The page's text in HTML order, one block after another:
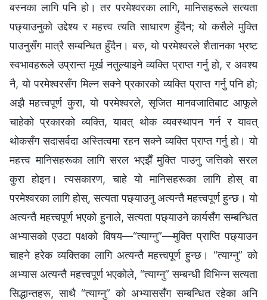
बस्‍नका लागि पनि हो। तर परमेश्‍वरका लागि, मानिसहरूले सत्यता
पछ्याउनुको उद्देश्य र महत्त्व त्यति साधारण हुँदैन; यो कसैले मुक्ति
पाउनुसँग मात्रै सम्बन्धित हुँदैन। बरु, यो परमेश्‍वरले शैतानका भ्रष्ट
स्वभावहरूले उप्रान्त मूर्ख नतुल्याइने व्यक्ति प्राप्त गर्नु हो, र अवश्य
नै, यो परमेश्‍वरसँग मिल्न सक्ने प्रकारको व्यक्ति प्राप्त गर्नु पनि हो;
अझै महत्त्वपूर्ण कुरा, यो परमेश्‍वरले, सृजित मानवजातिबाट आफूले
चाहेको प्रकारको व्यक्ति, यावत् थोक व्यवस्थापन गर्न र यावत्
थोकसँग सदासर्वदा अस्तित्वमा रहन सक्‍ने व्यक्ति प्राप्त गर्नु हो। यो
महत्त्व मानिसहरूका लागि सरल भएझैँ मुक्ति पाउनु जत्तिको सरल
कुरा होइन। त्यसकारण, चाहे यो मानिसहरूका लागि होस् वा
परमेश्‍वरका लागि होस्, सत्यता पछ्याउनु अत्यन्तै महत्त्वपूर्ण हुन्छ। यो
अत्यन्तै महत्त्वपूर्ण भएको हुनाले, सत्यता पछ्याउने कार्यसँग सम्बन्धित
अभ्यासको एउटा पक्षको विषय—“त्याग्‍नु”—मुक्ति प्राप्ति पछ्याउन
चाहने हरेक व्यक्तिका लागि अत्यन्तै महत्त्वपूर्ण हुन्छ। “त्याग्‍नु” को
अभ्यास अत्यन्तै महत्त्वपूर्ण भएकोले, “त्याग्‍नु” सम्बन्धी विभिन्‍न सत्यता
सिद्धान्तहरू, साथै “त्याग्‍नु” को अभ्याससँग सम्बन्धित रहेका अनि